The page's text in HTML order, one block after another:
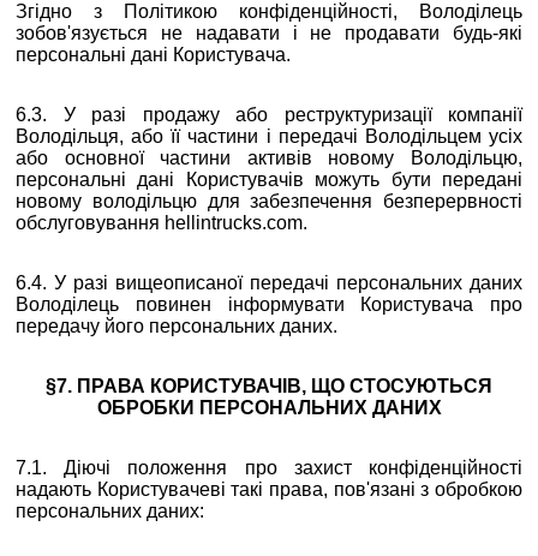
Згідно з Політикою конфіденційності, Володілець
зобов'язується не надавати і не продавати будь-які
персональні дані Користувача.
6.3. У разі продажу або реструктуризації компанії
Володільця, або її частини і передачі Володільцем усіх
або основної частини активів новому Володільцю,
персональні дані Користувачів можуть бути передані
новому володільцю для забезпечення безперервності
обслуговування hellintrucks.com.
6.4. У разі вищеописаної передачі персональних даних
Володілець повинен інформувати Користувача про
передачу його персональних даних.
§7. ПРАВА КОРИСТУВАЧІВ, ЩО СТОСУЮТЬСЯ
ОБРОБКИ ПЕРСОНАЛЬНИХ ДАНИХ
7.1. Діючі положення про захист конфіденційності
надають Користувачеві такі права, пов'язані з обробкою
персональних даних: